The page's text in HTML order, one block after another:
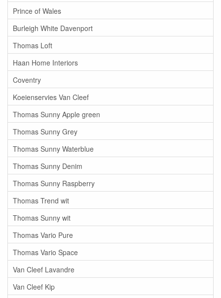
Prince of Wales
Burleigh White Davenport
Thomas Loft
Haan Home Interiors
Coventry
Koeienservies Van Cleef
Thomas Sunny Apple green
Thomas Sunny Grey
Thomas Sunny Waterblue
Thomas Sunny Denim
Thomas Sunny Raspberry
Thomas Trend wit
Thomas Sunny wit
Thomas Vario Pure
Thomas Vario Space
Van Cleef Lavandre
Van Cleef Kip